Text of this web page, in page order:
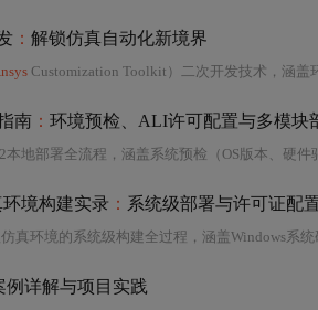
： 解锁仿真自动化新境界
Customization Toolkit）二次开发技术，涵盖环境配置、UI定制、自动化后处理
南 ： 环境预检、ALI许可配置与多模块
全流程，涵盖系统预检（OS版本、硬件驱动、服务/注册表清理）、ALI许可服务优先安装与Web
环境构建实录 ： 系统级部署与许可证配
系统级构建全过程，涵盖Windows系统硬性要求（Build 19045.3803+）、运行时依赖（
例详解与项目实践